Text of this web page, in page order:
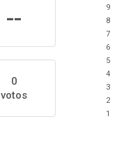
--
0
votos
9
8
7
6
5
4
3
2
1